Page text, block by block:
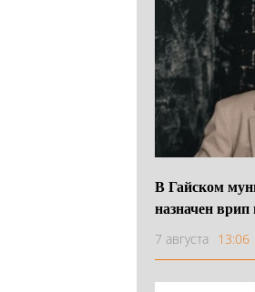
В Гайском
назначен
7 августа 13:06